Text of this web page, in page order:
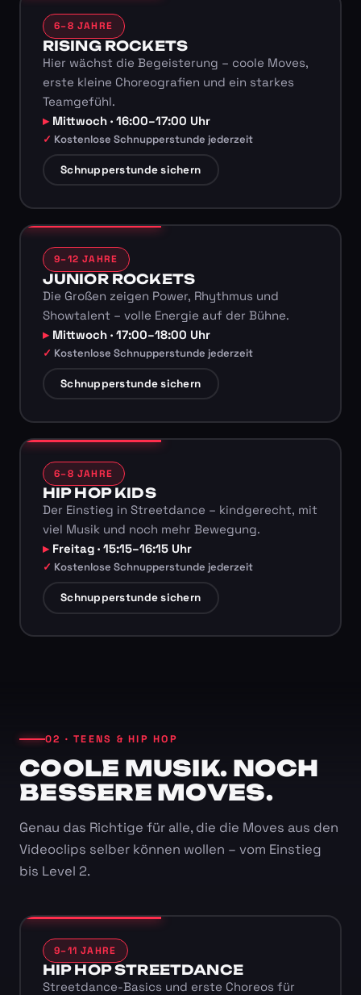
6–8 JAHRE
RISING ROCKETS
Hier wächst die Begeisterung – coole Moves,
erste kleine Choreografien und ein starkes
Teamgefühl.
Mittwoch · 16:00–17:00 Uhr
Kostenlose Schnupperstunde jederzeit
Schnupperstunde sichern
9–12 JAHRE
JUNIOR ROCKETS
Die Großen zeigen Power, Rhythmus und
Showtalent – volle Energie auf der Bühne.
Mittwoch · 17:00–18:00 Uhr
Kostenlose Schnupperstunde jederzeit
Schnupperstunde sichern
6–8 JAHRE
HIP HOP KIDS
Der Einstieg in Streetdance – kindgerecht, mit
viel Musik und noch mehr Bewegung.
Freitag · 15:15–16:15 Uhr
Kostenlose Schnupperstunde jederzeit
Schnupperstunde sichern
02 · TEENS & HIP HOP
COOLE MUSIK. NOCH
BESSERE MOVES.
Genau das Richtige für alle, die die Moves aus den
Videoclips selber können wollen – vom Einstieg
bis Level 2.
9–11 JAHRE
HIP HOP STREETDANCE
Streetdance-Basics und erste Choreos für